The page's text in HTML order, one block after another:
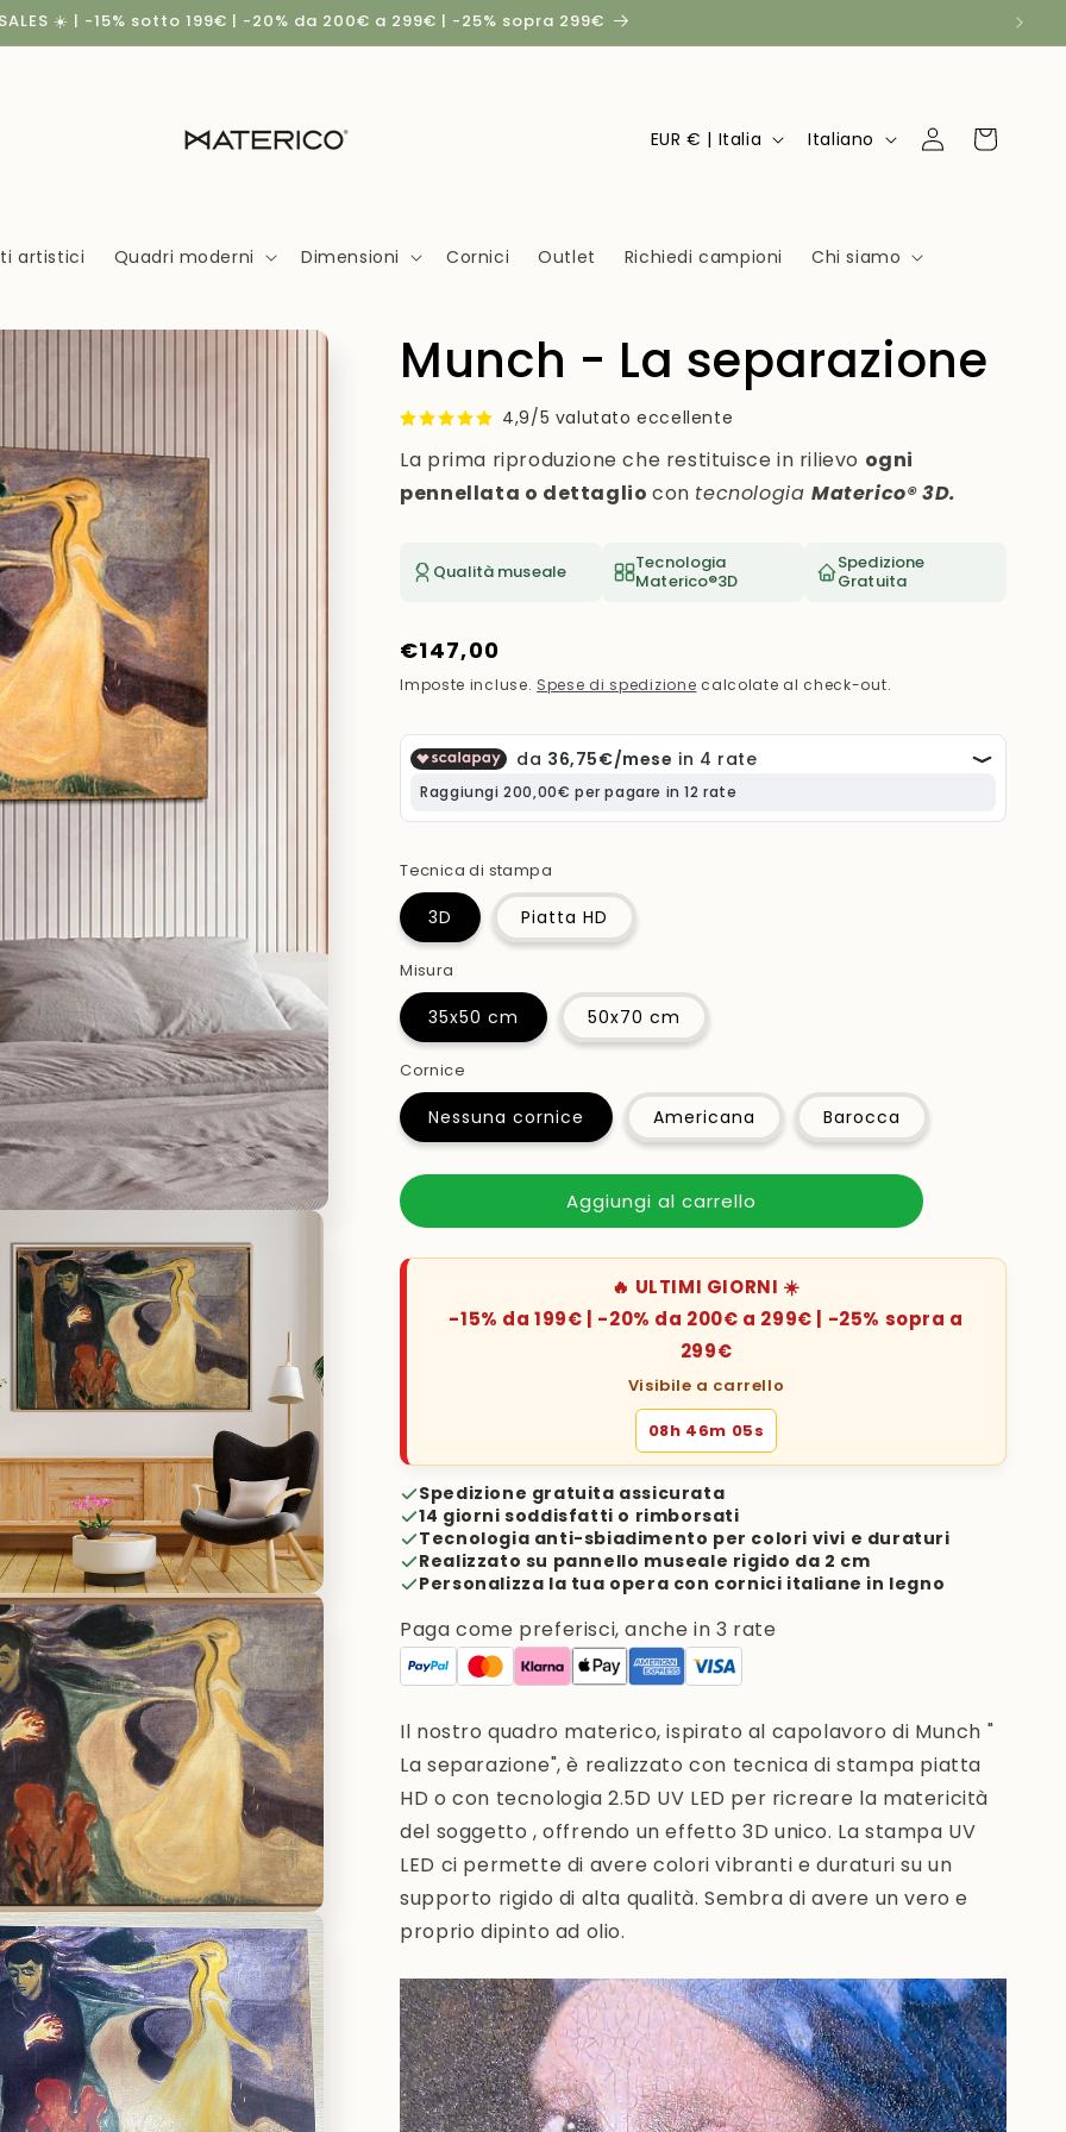
SALES ☀️ | -15% sotto 199€ | -20% da 200€ a 299€ | -25% sopra 299€
artistici Quadri moderni Dimensioni Cornici Outlet Richiedi campioni Chi siamo
P
s
A
e
a
g
o
a
f
i
c
a
EUR € | Italia
g
Italiano Accedi Carrello
Munch - La separazione
4,9/5 valutato eccellente
La prima riproduzione che restituisce in rilievo ogni
pennellata o dettaglio con tecnologiaMaterico® 3D.
Qualità museale
Tecnologia
Materico®3D
Spedizione
Gratuita
Prezzo
di
€147,00
Imposte incluse. Spese di spedizione calcolate al check-out.
Tecnica di stampa
3D Piatta HD
Misura
35x50 cm 50x70 cm
Cornice
Nessuna cornice Americana Barocca
Aggiungi al carrello
🔥 ULTIMI GIORNI ☀️
-15% da 199€ | -20% da 200€ a 299€ | -25% sopra a
299€
Visibile a carrello
08h 46m 03s
Spedizione gratuita assicurata
14 giorni soddisfatti o rimborsati
Tecnologia anti-sbiadimento per colori vivi e duraturi
Realizzato su pannello museale rigido da 2 cm
Personalizza la tua opera con cornici italiane in legno
Paga come preferisci, anche in 3 rate
Il nostro quadro materico, ispirato al capolavoro di Munch "
La separazione",è realizzato con tecnica di stampa piatta
HD o con tecnologia 2.5D UV LED per ricreare la matericità
del soggetto , offrendo un effetto 3D unico. La stampa UV
LED ci permette di avere colori vibranti e duraturi su un
supporto rigido di alta qualità. Sembra di avere un vero e
proprio dipinto ad olio.